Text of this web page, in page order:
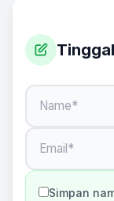
Simpan